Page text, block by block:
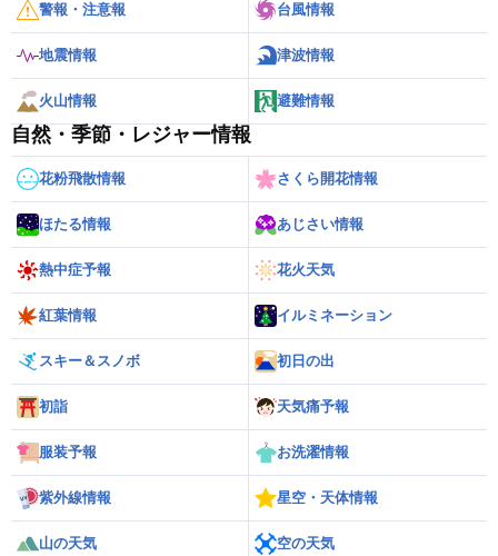
警報・注意報 台風情報
地震情報 津波情報
火山情報 避難情報
自然・季節・レジャー情報
花粉飛散情報 さくら開花情報
ほたる情報 あじさい情報
熱中症予報 花火天気
紅葉情報 イルミネーション
スキー＆スノボ 初日の出
初詣 天気痛予報
服装予報 お洗濯情報
紫外線情報 星空・天体情報
山の天気 空の天気